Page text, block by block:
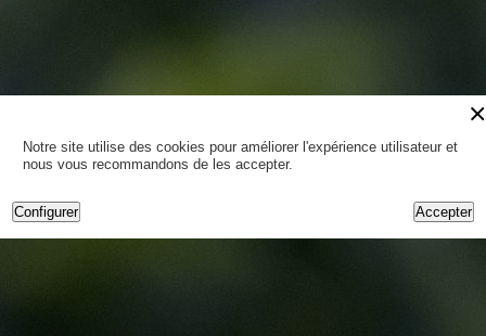
Notre site utilise des cookies pour améliorer l'expérience utilisateur et
nous vous recommandons de les accepter.
Configurer Accepter